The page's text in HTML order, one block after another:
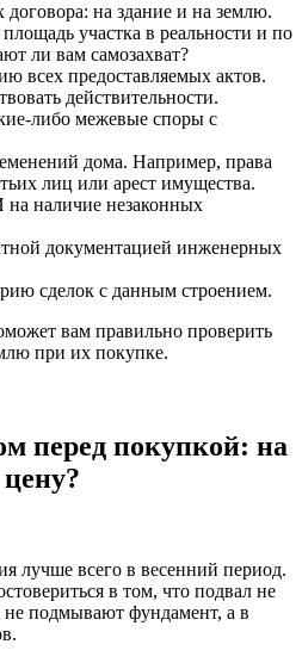
на здание и на землю.
участка в реальности и по
ли вам самозахват?
всех предоставляемых актов.
действительности.
либо межевые споры с
дома. Например, права
лиц или арест имущества.
наличие незаконных
документацией инженерных
сделок с данным строением.
вам правильно проверить
при их покупке.
перед покупкой: на
лучше всего в весенний период.
в том, что подвал не
не подмывают фундамент, а в